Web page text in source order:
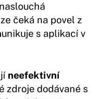
čeká na povel z
s aplikací v
neefektivní
zdroje dodávané s